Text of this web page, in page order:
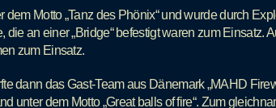
Motto „Tanz des Phönix“ und wurde durch
an einer „Bridge“ befestigt waren zum Einsatz.
zum Einsatz.
dann das Gast-Team aus Dänemark „MAHD
unter dem Motto „Great balls of fire“. Zum